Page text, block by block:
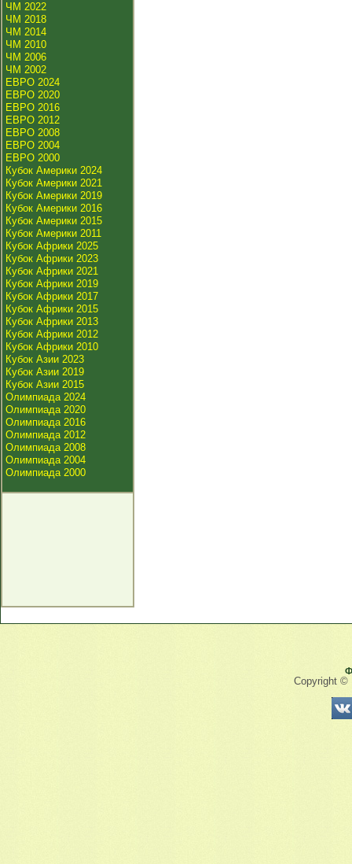
ЧМ 2022
ЧМ 2018
ЧМ 2014
ЧМ 2010
ЧМ 2006
ЧМ 2002
ЕВРО 2024
ЕВРО 2020
ЕВРО 2016
ЕВРО 2012
ЕВРО 2008
ЕВРО 2004
ЕВРО 2000
Кубок Америки 2024
Кубок Америки 2021
Кубок Америки 2019
Кубок Америки 2016
Кубок Америки 2015
Кубок Америки 2011
Кубок Африки 2025
Кубок Африки 2023
Кубок Африки 2021
Кубок Африки 2019
Кубок Африки 2017
Кубок Африки 2015
Кубок Африки 2013
Кубок Африки 2012
Кубок Африки 2010
Кубок Азии 2023
Кубок Азии 2019
Кубок Азии 2015
Олимпиада 2024
Олимпиада 2020
Олимпиада 2016
Олимпиада 2012
Олимпиада 2008
Олимпиада 2004
Олимпиада 2000
Copyright ©